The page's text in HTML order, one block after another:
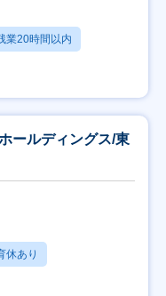
業20時間以内
ールディングス/東
休あり